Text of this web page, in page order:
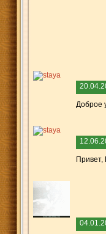
Доброе
Привет,